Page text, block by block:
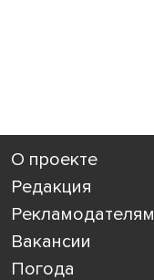
О проекте
Редакция
Рекламодателям
Вакансии
Погода